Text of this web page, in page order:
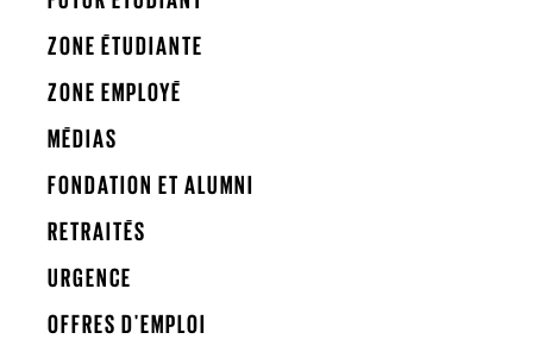
ZONE ÉTUDIANTE
ZONE EMPLOYÉ
MÉDIAS
FONDATION ET ALUMNI
RETRAITÉS
URGENCE
OFFRES D'EMPLOI